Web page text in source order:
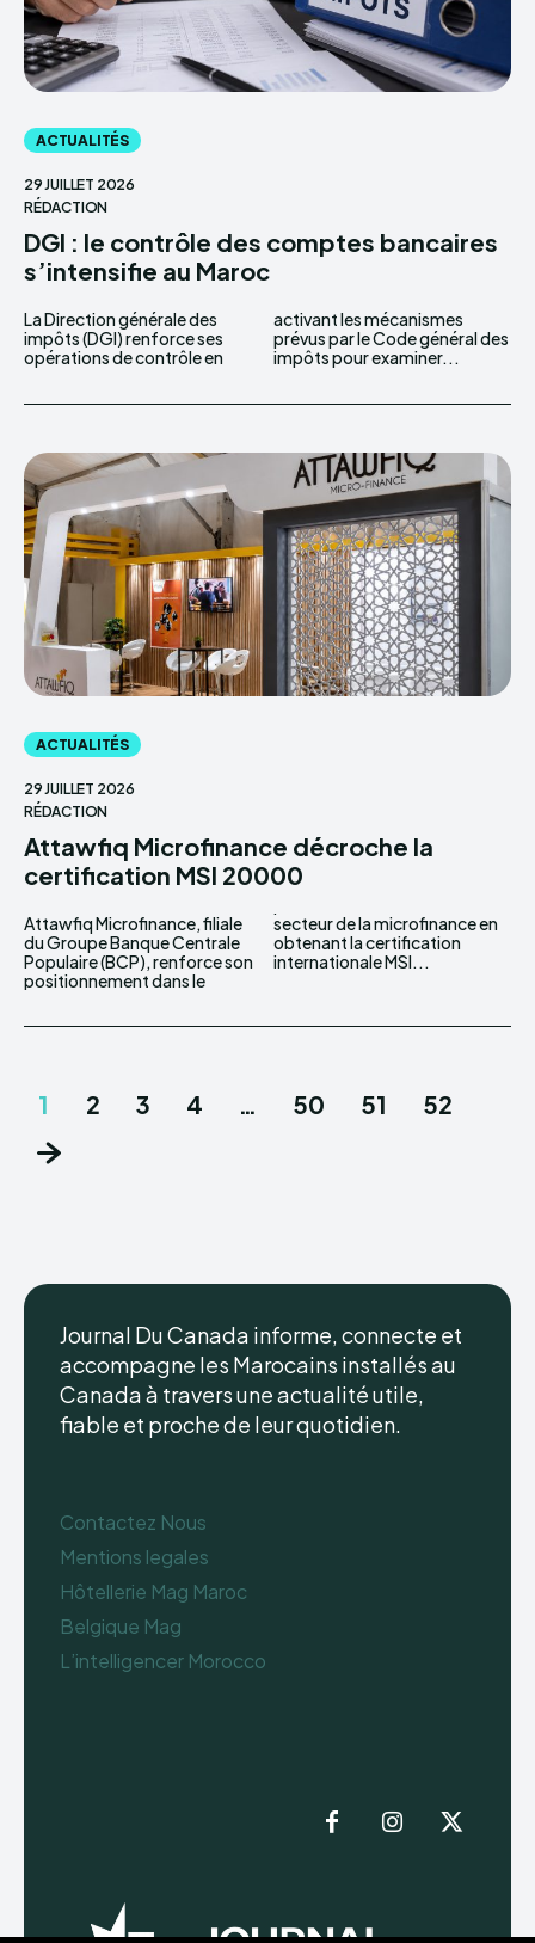
ACTUALITÉS
29 JUILLET 2026
RÉDACTION
DGI : le contrôle des comptes bancaires
s’intensifie au Maroc
La Direction générale des
impôts (DGI) renforce ses
opérations de contrôle en
activant les mécanismes
prévus par le Code général des
impôts pour examiner...
ACTUALITÉS
29 JUILLET 2026
RÉDACTION
Attawfiq Microfinance décroche la
certification MSI 20000
Attawfiq Microfinance, filiale
du Groupe Banque Centrale
Populaire (BCP), renforce son
positionnement dans le
secteur de la microfinance en
obtenant la certification
internationale MSI...
1 2 3 4 … 50 51 52
Journal Du Canada informe, connecte et
accompagne les Marocains installés au
Canada à travers une actualité utile,
fiable et proche de leur quotidien.
Contactez Nous
Mentions legales
Hôtellerie Mag Maroc
Belgique Mag
L’intelligencer Morocco